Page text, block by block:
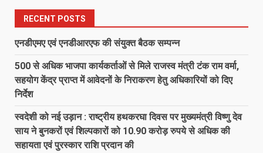
RECENT POSTS
एनडीएमए एवं एनडीआरएफ की संयुक्त बैठक सम्पन्न
500 से अधिक भाजपा कार्यकर्ताओं से मिले राजस्व मंत्री टंक राम वर्मा,
सहयोग केंद्र प्राप्त में आवेदनों के निराकरण हेतु अधिकारियों को दिए
निर्देश
स्वदेशी को नई उड़ान : राष्ट्रीय हथकरघा दिवस पर मुख्यमंत्री विष्णु देव
साय ने बुनकरों एवं शिल्पकारों को 10.90 करोड़ रुपये से अधिक की
सहायता एवं पुरस्कार राशि प्रदान की